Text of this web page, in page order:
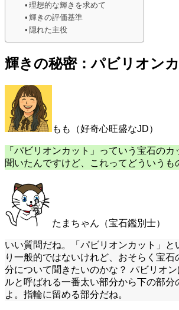
理想的な輝きを求めて
輝きの評価基準
隠れた主役
輝きの秘密：パビリオン
もも（好奇心旺盛なJD）
「パビリオンカット」っていう宝石の
聞いたんですけど、これってどういうも
たまちゃん（宝石鑑別士）
いい質問だね。「パビリオンカット」と
り一般的ではないけれど、おそらく宝石
分について聞きたいのかな？ パビリオ
ルと呼ばれる一番太い部分から下の部分
よ。指輪に留める部分だね。